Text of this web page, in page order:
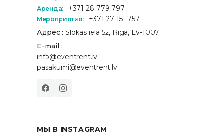
Аренда: +371 28 779 797
Мероприятия:
+371 27 151 757
Адрес : Slokas iela 52, Rīga, LV-1007
E-mail :
info@eventrent.lv
pasakumi@eventrent.lv
МЫ В INSTAGRAM